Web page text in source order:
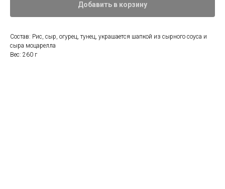
Добавить в корзину
Состав: Рис, сыр, огурец, тунец, украшается шапкой из сырного соуса и
сыра моцарелла
Вес: 260 г